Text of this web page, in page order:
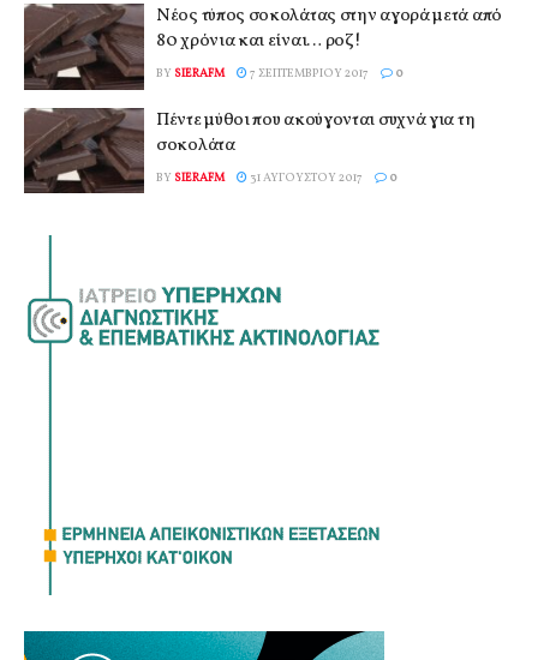
Νέος τύπος σοκολάτας στην αγορά μετά από
80 χρόνια και είναι… ροζ!
BY SIERAFM 7 ΣΕΠΤΕΜΒΡΊΟΥ 2017 0
Πέντε μύθοι που ακούγονται συχνά για τη
σοκολάτα
BY SIERAFM 31 ΑΥΓΟΎΣΤΟΥ 2017 0